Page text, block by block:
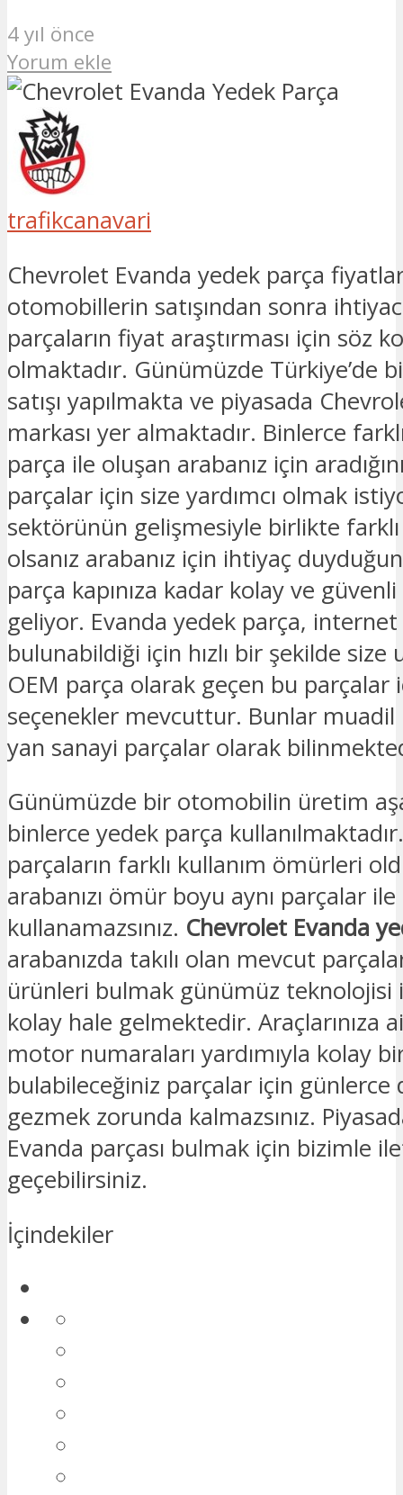
4 yıl önce
Yorum ekle
trafikcanavari
Chevrolet Evanda yedek parça
otomobillerin satışından sonra
parçaların fiyat araştırması için söz
olmaktadır. Günümüzde Türkiye’de
satışı yapılmakta ve piyasada
markası yer almaktadır. Binlerce
parça ile oluşan arabanız için
parçalar için size yardımcı olmak
sektörünün gelişmesiyle birlikte
olsanız arabanız için ihtiyaç
parça kapınıza kadar kolay ve
geliyor. Evanda yedek parça,
bulunabildiği için hızlı bir şekilde size
OEM parça olarak geçen bu parçalar
seçenekler mevcuttur. Bunlar muadil
yan sanayi parçalar olarak
Günümüzde bir otomobilin üretim
binlerce yedek parça
parçaların farklı kullanım ömürleri
arabanızı ömür boyu aynı parçalar ile
kullanamazsınız. Chevrolet Evanda
arabanızda takılı olan mevcut
ürünleri bulmak günümüz teknolojisi
kolay hale gelmektedir. Araçlarınıza
motor numaraları yardımıyla kolay
bulabileceğiniz parçalar için günlerce
gezmek zorunda kalmazsınız.
Evanda parçası bulmak için bizimle
geçebilirsiniz.
İçindekiler